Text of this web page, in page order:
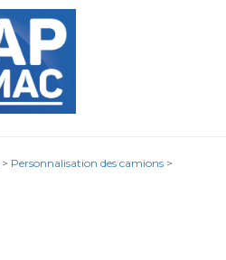
> Personnalisation des camions >